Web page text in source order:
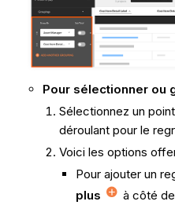
Pour sélectionner ou
Sélectionnez un
déroulant pour le
Voici les options
Pour ajouter un
plus
à côté